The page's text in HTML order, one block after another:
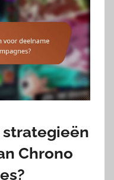
strategieën
Chrono